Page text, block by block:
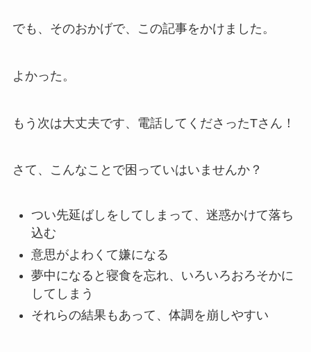
でも、そのおかげで、この記事をかけました。
よかった。
もう次は大丈夫です、電話してくださったTさん！
さて、こんなことで困っていはいませんか？
つい先延ばしをしてしまって、迷惑かけて落ち
込む
意思がよわくて嫌になる
夢中になると寝食を忘れ、いろいろおろそかに
してしまう
それらの結果もあって、体調を崩しやすい